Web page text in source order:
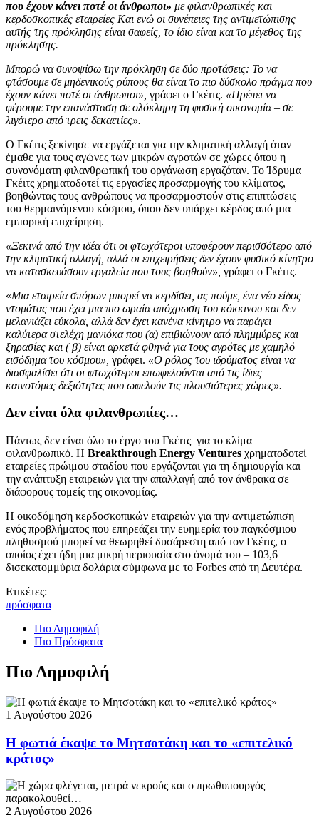
που έχουν κάνει ποτέ οι άνθρωποι» με φιλανθρωπικές και
κερδοσκοπικές εταιρείες Και ενώ οι συνέπειες της αντιμετώπισης
αυτής της πρόκλησης είναι σαφείς, το ίδιο είναι και το μέγεθος της
πρόκλησης.
Μπορώ να συνοψίσω την πρόκληση σε δύο προτάσεις: Το να
φτάσουμε σε μηδενικούς ρύπους θα είναι το πιο δύσκολο πράγμα που
έχουν κάνει ποτέ οι άνθρωποι», γράφει ο Γκέιτς. «Πρέπει να
φέρουμε την επανάσταση σε ολόκληρη τη φυσική οικονομία – σε
λιγότερο από τρεις δεκαετίες».
Ο Γκέιτς ξεκίνησε να εργάζεται για την κλιματική αλλαγή όταν
έμαθε για τους αγώνες των μικρών αγροτών σε χώρες όπου η
συνονόματη φιλανθρωπική του οργάνωση εργαζόταν. Το Ίδρυμα
Γκέιτς χρηματοδοτεί τις εργασίες προσαρμογής του κλίματος,
βοηθώντας τους ανθρώπους να προσαρμοστούν στις επιπτώσεις
του θερμαινόμενου κόσμου, όπου δεν υπάρχει κέρδος από μια
εμπορική επιχείρηση.
«Ξεκινά από την ιδέα ότι οι φτωχότεροι υποφέρουν περισσότερο από
την κλιματική αλλαγή, αλλά οι επιχειρήσεις δεν έχουν φυσικό κίνητρο
να κατασκευάσουν εργαλεία που τους βοηθούν», γράφει ο Γκέιτς.
«Μια εταιρεία σπόρων μπορεί να κερδίσει, ας πούμε, ένα νέο είδος
ντομάτας που έχει μια πιο ωραία απόχρωση του κόκκινου και δεν
μελανιάζει εύκολα, αλλά δεν έχει κανένα κίνητρο να παράγει
καλύτερα στελέχη μανιόκα που (α) επιβιώνουν από πλημμύρες και
ξηρασίες και ( β) είναι αρκετά φθηνά για τους αγρότες με χαμηλό
εισόδημα του κόσμου», γράφει. «Ο ρόλος του ιδρύματος είναι να
διασφαλίσει ότι οι φτωχότεροι επωφελούνται από τις ίδιες
καινοτόμες δεξιότητες που ωφελούν τις πλουσιότερες χώρες».
Δεν είναι όλα φιλανθρωπίες…
Πάντως δεν είναι όλο το έργο του Γκέιτς για το κλίμα
φιλανθρωπικό. Η Breakthrough Energy Ventures χρηματοδοτεί
εταιρείες πρώιμου σταδίου που εργάζονται για τη δημιουργία και
την ανάπτυξη εταιρειών για την απαλλαγή από τον άνθρακα σε
διάφορους τομείς της οικονομίας.
Η οικοδόμηση κερδοσκοπικών εταιρειών για την αντιμετώπιση
ενός προβλήματος που επηρεάζει την ευημερία του παγκόσμιου
πληθυσμού μπορεί να θεωρηθεί δυσάρεστη από τον Γκέιτς, ο
οποίος έχει ήδη μια μικρή περιουσία στο όνομά του – 103,6
δισεκατομμύρια δολάρια σύμφωνα με το Forbes από τη Δευτέρα.
Ετικέτες:
πρόσφατα
Πιο Δημοφιλή
Πιο Πρόσφατα
Πιο Δημοφιλή
1 Αυγούστου 2026
Η φωτιά έκαψε το Μητσοτάκη και το «επιτελικό
κράτος»
2 Αυγούστου 2026